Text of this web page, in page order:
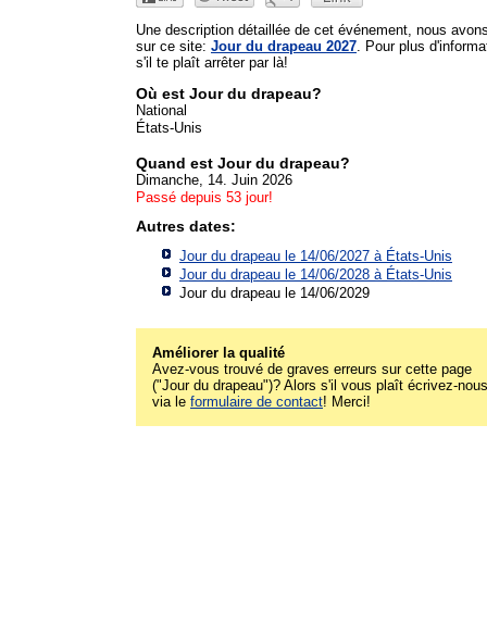
Une description détaillée de cet événement, nous
sur ce site: Jour du drapeau 2027 . Pour plus
s'il te plaît arrêter par là!
Où est Jour du drapeau?
National
États-Unis
Quand est Jour du drapeau?
Dimanche, 14. Juin 2026
Passé depuis 53 jour!
Autres dates:
Jour du drapeau le 14/06/2027 à États-Unis
Jour du drapeau le 14/06/2028 à États-Unis
Jour du drapeau le 14/06/2029
Améliorer la qualité
Avez-vous trouvé de graves erreurs sur cette page
("Jour du drapeau")? Alors s'il vous plaît écrivez-nous
via le formulaire de contact! Merci!